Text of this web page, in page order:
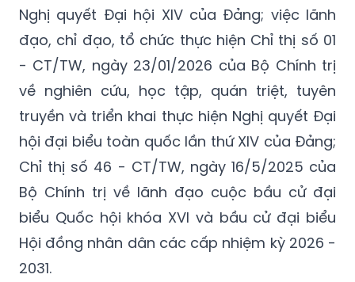
Nghị quyết Đại hội XIV của Đảng; việc lãnh
đạo, chỉ đạo, tổ chức thực hiện Chỉ thị số 01
- CT/TW, ngày 23/01/2026 của Bộ Chính trị
về nghiên cứu, học tập, quán triệt, tuyên
truyền và triển khai thực hiện Nghị quyết Đại
hội đại biểu toàn quốc lần thứ XIV của Đảng;
Chỉ thị số 46 - CT/TW, ngày 16/5/2025 của
Bộ Chính trị về lãnh đạo cuộc bầu cử đại
biểu Quốc hội khóa XVI và bầu cử đại biểu
Hội đồng nhân dân các cấp nhiệm kỳ 2026 -
2031.